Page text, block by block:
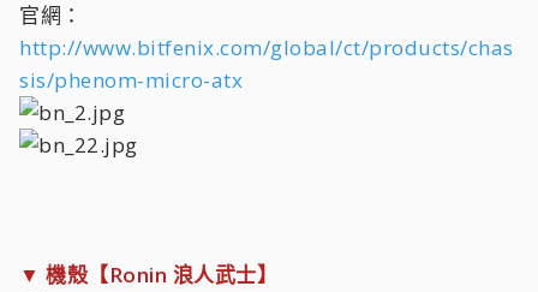
官網：
http://www.bitfenix.com/global/ct/products/chas
sis/phenom-micro-atx
▼ 機殼【Ronin 浪人武士】